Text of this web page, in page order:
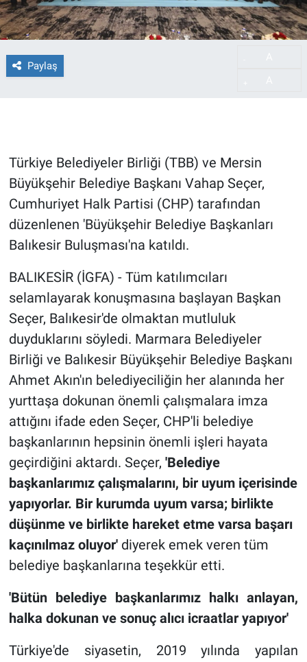
Paylaş
Türkiye Belediyeler Birliği (TBB) ve Mersin
Büyükşehir Belediye Başkanı Vahap Seçer,
Cumhuriyet Halk Partisi (CHP) tarafından
düzenlenen 'Büyükşehir Belediye Başkanları
Balıkesir Buluşması'na katıldı.
BALIKESİR (İGFA) - Tüm katılımcıları
selamlayarak konuşmasına başlayan Başkan
Seçer, Balıkesir'de olmaktan mutluluk
duyduklarını söyledi. Marmara Belediyeler
Birliği ve Balıkesir Büyükşehir Belediye Başkanı
Ahmet Akın'ın belediyeciliğin her alanında her
yurttaşa dokunan önemli çalışmalara imza
attığını ifade eden Seçer, CHP'li belediye
başkanlarının hepsinin önemli işleri hayata
geçirdiğini aktardı. Seçer, 'Belediye
başkanlarımız çalışmalarını, bir uyum içerisinde
yapıyorlar. Bir kurumda uyum varsa; birlikte
düşünme ve birlikte hareket etme varsa başarı
kaçınılmaz oluyor'diyerek emek veren tüm
belediye başkanlarına teşekkür etti.
'Bütün belediye başkanlarımız halkı anlayan,
halka dokunan ve sonuç alıcı icraatlar yapıyor'
Türkiye'de siyasetin, 2019 yılında yapılan